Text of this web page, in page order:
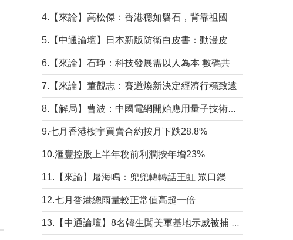
7.【來論】董觀志：賽道煥新決定經濟行穩致遠
9.七月香港樓宇買賣合約按月下跌28.8%
10.滙豐控股上半年稅前利潤按年增23%
12.七月香港總雨量較正常值高超一倍